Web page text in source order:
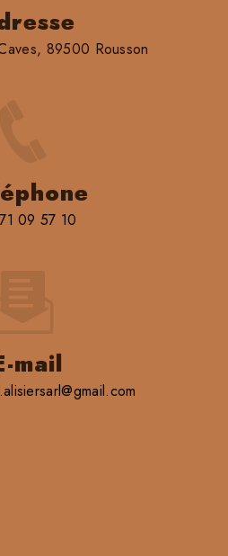
89500 Rousson
09 57 10
mail